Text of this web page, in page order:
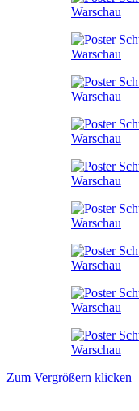
Zum Vergrößern klicken